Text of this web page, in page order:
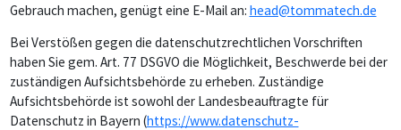
Gebrauch machen, genügt eine E-Mail an: head@tommatech.de
Bei Verstößen gegen die datenschutzrechtlichen Vorschriften
haben Sie gem. Art. 77 DSGVO die Möglichkeit, Beschwerde bei der
zuständigen Aufsichtsbehörde zu erheben. Zuständige
Aufsichtsbehörde ist sowohl der Landesbeauftragte für
Datenschutz in Bayern (https://www.datenschutz-